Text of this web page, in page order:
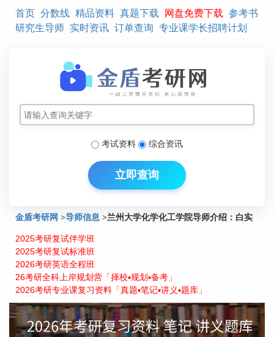
首页 分数线 精品资料 真题下载 网盘免费下载 参考书
研究生导师 实时资讯 订单查询 专业课学长招聘计划
考试资料 综合资讯
立即查询
金盾考研网 >导师信息 >兰州大学化学化工学院导师介绍：白实
2025考研复试伴学班
2025考研复试标准班
2026考研英语全程班
26考研全科上岸规划营「择校▪规划▪备考」
2026考研专业课复习资料「真题▪笔记▪讲义▪题库」